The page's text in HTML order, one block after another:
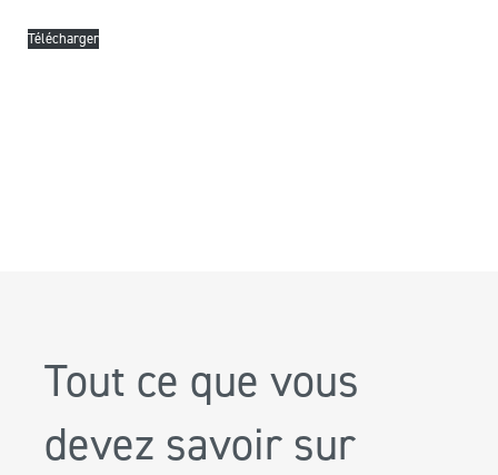
Télécharger
Tout ce que vous
devez savoir sur